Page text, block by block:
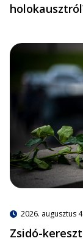
2026. augusztus 4.
Zsidó-